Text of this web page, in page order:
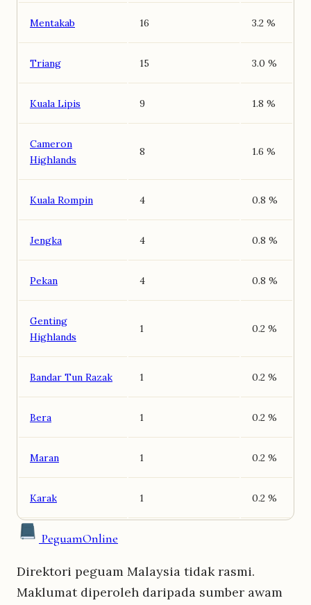
Mentakab 16 3.2 %
Triang 15 3.0 %
Kuala Lipis 9 1.8 %
Cameron
Highlands
8 1.6 %
Kuala Rompin 4 0.8 %
Jengka 4 0.8 %
Pekan 4 0.8 %
Genting
Highlands
1 0.2 %
Bandar Tun Razak 1 0.2 %
Bera 1 0.2 %
Maran 1 0.2 %
Karak 1 0.2 %
PeguamOnline
Direktori peguam Malaysia tidak rasmi.
Maklumat diperoleh daripada sumber awam